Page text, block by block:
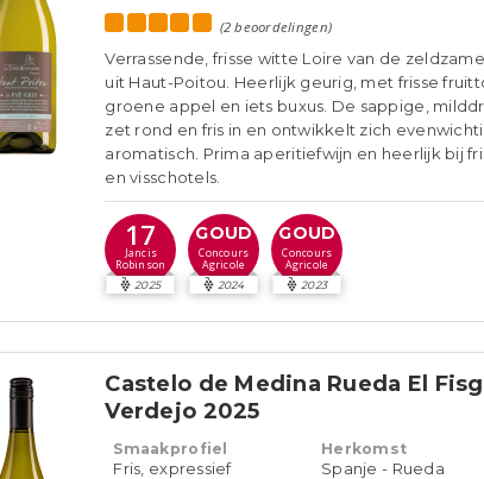
(2 beoordelingen)
Verrassende, frisse witte Loire van de
uit Haut-Poitou. Heerlijk geurig, met frisse
groene appel en iets buxus. De sappige,
zet rond en fris in en ontwikkelt zich
aromatisch. Prima aperitiefwijn en heerlijk bij
en visschotels.
17
Jancis
Robinson
2025
GOUD
Concours
Agricole
2024
GOUD
Concours
Agricole
2023
Castelo de Medina Rueda El
Verdejo 2025
Smaakprofiel
Fris, expressief
Herkomst
Spanje - Rueda